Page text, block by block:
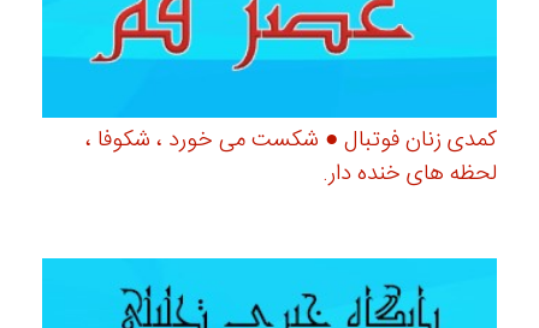
کمدی زنان فوتبال ● شکست می خورد ، شکوفا ،
لحظه های خنده دار.